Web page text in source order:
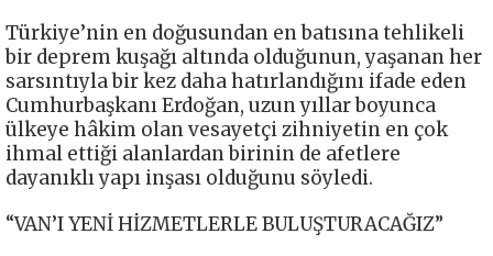
Türkiye’nin en doğusundan en batısına tehlikeli
bir deprem kuşağı altında olduğunun, yaşanan her
sarsıntıyla bir kez daha hatırlandığını ifade eden
Cumhurbaşkanı Erdoğan, uzun yıllar boyunca
ülkeye hâkim olan vesayetçi zihniyetin en çok
ihmal ettiği alanlardan birinin de afetlere
dayanıklı yapı inşası olduğunu söyledi.
“VAN’I YENİ HİZMETLERLE BULUŞTURACAĞIZ”